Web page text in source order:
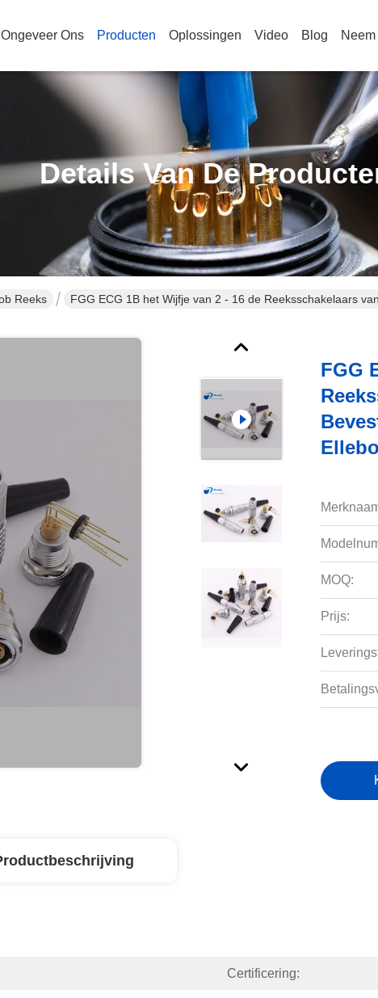
Ongeveer Ons Producten Oplossingen Video Blog
Details Van De
Reeks
FGG ECG 1B het Wijfje van 2 - 16 de Reeksschakelaars
FGG
MOQ:
Prijs:
Certificering: